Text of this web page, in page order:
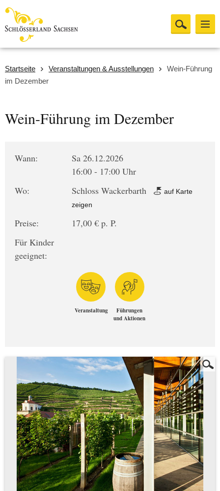
Startseite Veranstaltungen & Ausstellungen
Wein-Führung
im Dezember
Wein-Führung im Dezember
Wann:
Sa 26.12.2026
16:00 - 17:00 Uhr
Wo:
Schloss Wackerbarth
auf Karte
zeigen
Preise:
17,00 € p. P.
Für Kinder
geeignet:
Veranstaltung
Führungen
und Aktionen